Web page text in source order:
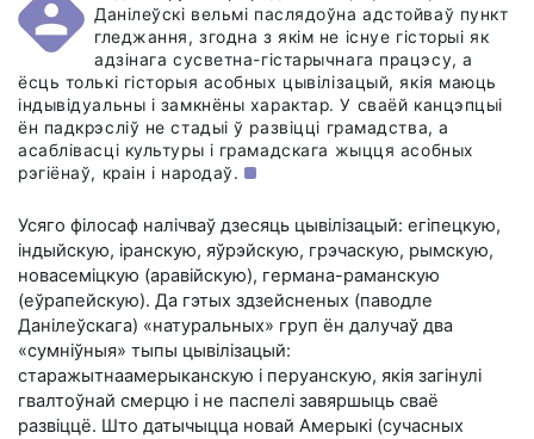
Данілеўскі вельмі паслядоўна адстойваў пункт
гледжання, згодна з якім не існуе гісторыі як
адзінага сусветна-гістарычнага працэсу, а
ёсць толькі гісторыя асобных цывілізацый, якія маюць
індывідуальны і замкнёны характар. У сваёй канцэпцыі
ён падкрэсліў не стадыі ў развіцці грамадства, а
асаблівасці культуры і грамадскага жыцця асобных
рэгіёнаў, краін і народаў.
Усяго філосаф налічваў дзесяць цывілізацый: егіпецкую,
індыйскую, іранскую, яўрэйскую, грэчаскую, рымскую,
новасеміцкую (аравійскую), германа-раманскую
(еўрапейскую). Да гэтых здзейсненых (паводле
Данілеўскага) «натуральных» груп ён далучаў два
«сумніўныя» тыпы цывілізацый:
старажытнаамерыканскую і перуанскую, якія загінулі
гвалтоўнай смерцю і не паспелі завяршыць сваё
развіццё. Што датычыцца новай Амерыкі (сучасных